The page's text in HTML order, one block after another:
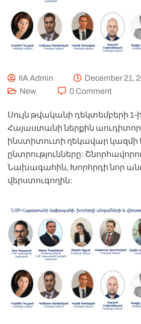
IIA Admin
December 21,
New
0 Comment
Սույն թվականի դեկտեմբերի
Հայաստանի ներքին
ինստիտուտի ղեկավար կազմի
ընտրությունները:
Նախագահին, Խորհրդի նոր
վերստուգողին: